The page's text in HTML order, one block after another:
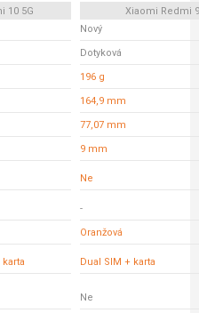
10 5G
Xiaomi Redmi
Nový
Dotyková
196 g
164,9 mm
77,07 mm
9 mm
Ne
-
Oranžová
Dual SIM + karta
Ne